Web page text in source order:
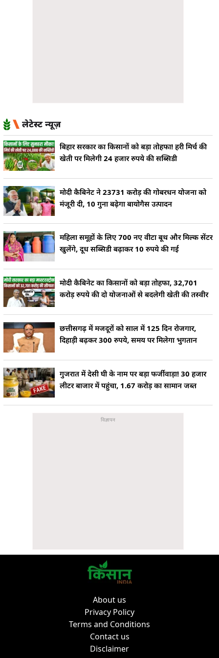
लेटेस्ट न्यूज़
बिहार सरकार का किसानों को बड़ा तोहफा! हरी मिर्च की
खेती पर मिलेगी 24 हजार रुपये की सब्सिडी
मोदी कैबिनेट ने 23731 करोड़ की गोबरधन योजना को
मंजूरी दी, 10 गुना बढ़ेगा बायोगैस उत्पादन
महिला समूहों के लिए 700 नए वीटा बूथ और मिल्क सेंटर
खुलेंगे, दूध सब्सिडी बढ़ाकर 10 रुपये की गई
मोदी कैबिनेट का किसानों को बड़ा तोहफा, 32,701
करोड़ रुपये की दो योजनाओं से बदलेगी खेती की तस्वीर
छत्तीसगढ़ में मजदूरों को साल में 125 दिन रोजगार,
दिहाड़ी बढ़कर 300 रुपये, समय पर मिलेगा भुगतान
गुजरात में देसी घी के नाम पर बड़ा फर्जीवाड़ा! 30 हजार
लीटर बाजार में पहुंचा, 1.67 करोड़ का सामान जब्त
About us
Privacy Policy
Terms and Conditions
Contact us
Disclaimer